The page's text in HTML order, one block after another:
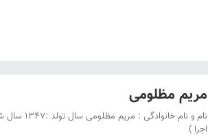
مریم مظلومی
اجرا )